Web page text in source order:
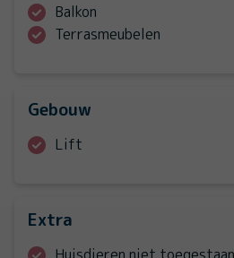
Balkon
Terrasmeubelen
Gebouw
Lift
Extra
Huisdieren niet toegestaan